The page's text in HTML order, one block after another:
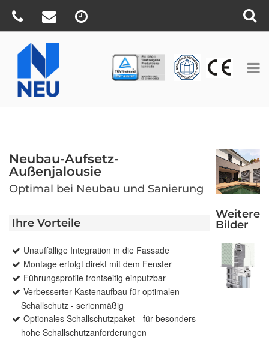
Neubau-Aufsetz-
Außenjalousie
Optimal bei Neubau und Sanierung
Ihre Vorteile
Unauffällige Integration in die Fassade
Montage erfolgt direkt mit dem Fenster
Führungsprofile frontseitig einputzbar
Verbesserter Kastenaufbau für optimalen
Schallschutz - serienmäßig
Optionales Schallschutzpaket - für besonders
hohe Schallschutzanforderungen
Weitere
Bilder
TÜV CE BV